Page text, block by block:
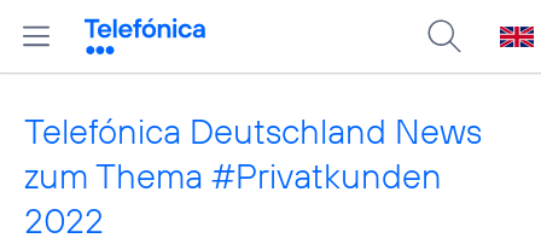
Telefónica Deutschland News
zum Thema #Privatkunden
2022